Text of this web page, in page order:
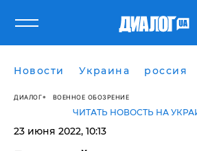
Новости Украина россия
ДИАЛОГ ВОЕННОЕ ОБОЗРЕНИЕ
ЧИТАТЬ НОВОСТЬ НА
23 июня 2022, 10:13